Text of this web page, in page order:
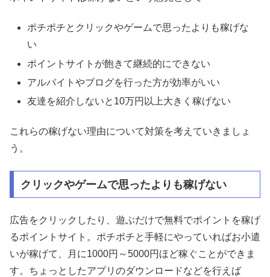
ポチポチとクリックやゲームで思ったよりも稼げな
い
ポイントサイトが飽きて継続的にできない
アルバイトやブログを行った方が効率がいい
友達を紹介しないと10万円以上大きく稼げない
これらの稼げない理由について対策を考えていきましょ
う。
クリックやゲームで思ったよりも稼げない
広告をクリックしたり、遊ぶだけで無料でポイントを稼げ
るポイントサイト。ポチポチと手軽にやっていればお小遣
いが稼げて、月に1000円～5000円ほど稼ぐことができま
す。ちょっとしたアプリのダウンロードなどを行えば